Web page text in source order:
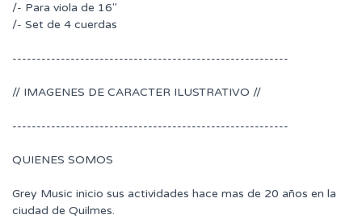
/- Para viola de 16"
/- Set de 4 cuerdas
---------------------------------------------------------
// IMAGENES DE CARACTER ILUSTRATIVO //
---------------------------------------------------------
QUIENES SOMOS
Grey Music inicio sus actividades hace mas de 20 años en la
ciudad de Quilmes.